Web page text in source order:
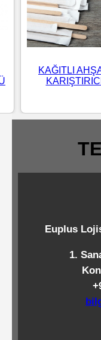
Islak
Pipetler
KAĞITLI
KARIŞTIRICI
Euplus
1.